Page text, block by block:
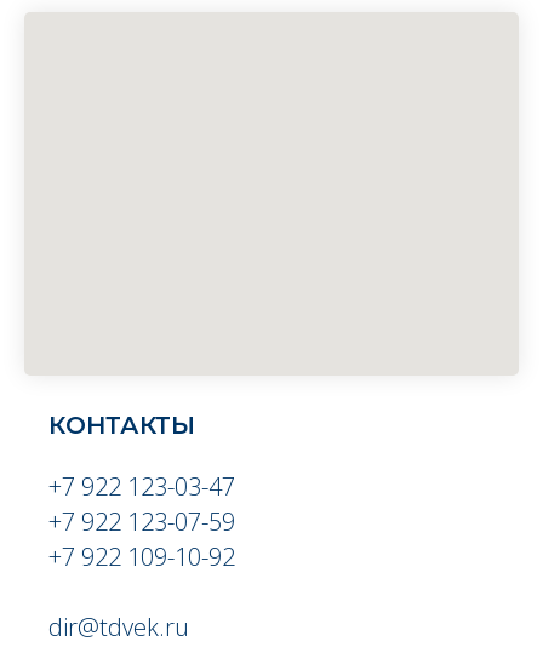
КОНТАКТЫ
+7 922 123-03-47
+7 922 123-07-59
+7 922 109-10-92
dir@tdvek.ru